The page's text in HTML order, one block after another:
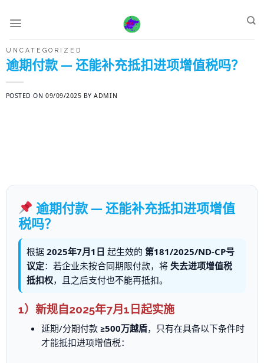
UNCATEGORIZED
逾期付款 — 还能补充抵扣进项增值税吗？
POSTED ON09/09/2025 BYADMIN
逾期付款 — 还能补充抵扣进项增值
税吗？
根据 2025年7月1日 起生效的 第181/2025/ND-CP号
议定：若企业未按合同期限付款，将 失去进项增值税
抵扣权，且之后支付也不能再抵扣。
1）新规自2025年7月1日起实施
延期/分期付款≥500万越盾，只有在具备以下条件时
才能抵扣进项增值税：